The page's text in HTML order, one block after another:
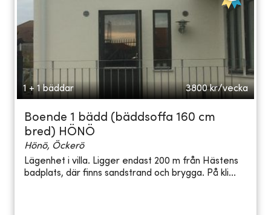
1 + 1 bäddar 3800 kr/vecka
Boende 1 bädd (bäddsoffa 160 cm
bred) HÖNÖ
Hönö, Öckerö
Lägenhet i villa. Ligger endast 200 m från Hästens
badplats, där finns sandstrand och brygga. På kli...